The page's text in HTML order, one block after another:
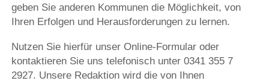
geben Sie anderen Kommunen die Möglichkeit, von
Ihren Erfolgen und Herausforderungen zu lernen.
Nutzen Sie hierfür unser Online-Formular oder
kontaktieren Sie uns telefonisch unter 0341 355 7
2927. Unsere Redaktion wird die von Ihnen